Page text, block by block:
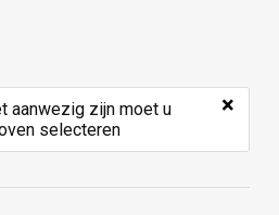
aanwezig zijn moet u
selecteren
×